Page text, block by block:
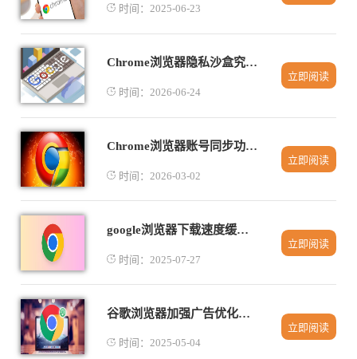
时间：2025-06-23
Chrome浏览器隐私沙盒究竟是什么
时间：2026-06-24
立即阅读
Chrome浏览器账号同步功能安全实测
时间：2026-03-02
立即阅读
google浏览器下载速度缓慢如何快速调整
时间：2025-07-27
立即阅读
谷歌浏览器加强广告优化工具，改善用户广告体验
时间：2025-05-04
立即阅读